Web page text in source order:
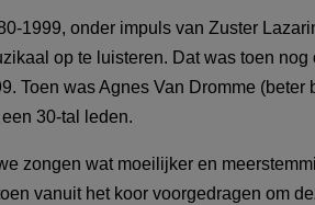
1999, onder impuls van Zuster
op te luisteren. Dat was toen nog
Toen was Agnes Van Dromme (beter
30-tal leden.
zongen wat moeilijker en
vanuit het koor voorgedragen om